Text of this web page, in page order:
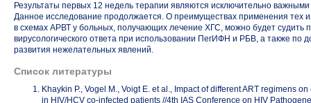
Результаты первых 12 недель терапии являются исключительно
Данное исследование продолжается. О преимуществах применения тех
в схемах АРВТ у больных, получающих лечение ХГС, можно будет судить
вирусологического ответа при использовании ПегИФН и РБВ, а также по
развития нежелательных явлений.
Список литературы
Khaykin P., Vogel M., Voigt E. et al., Impact of different ART regimens
in HIV/HCV co-infected patients //4th IAS Conference on HIV